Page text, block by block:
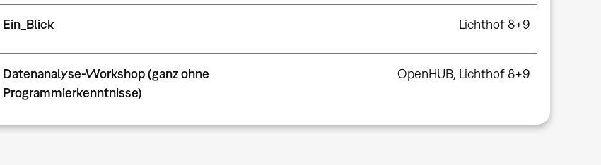
Ein_Blick Lichthof 8+9
Datenanalyse-Workshop (ganz ohne
Programmierkenntnisse)
OpenHUB, Lichthof 8+9